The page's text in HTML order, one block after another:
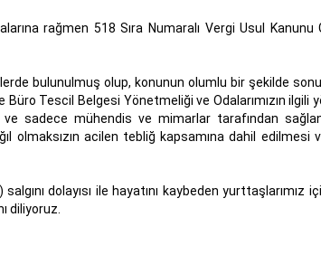
rağmen 518 Sıra Numaralı Vergi Usul Kanunu
bulunulmuş olup, konunun olumlu bir şekilde
Tescil Belgesi Yönetmeliği ve Odalarımızın ilgili
sadece mühendis ve mimarlar tarafından
acilen tebliğ kapsamına dahil edilmesi
dolayısı ile hayatını kaybeden yurttaşlarımız
diliyoruz.